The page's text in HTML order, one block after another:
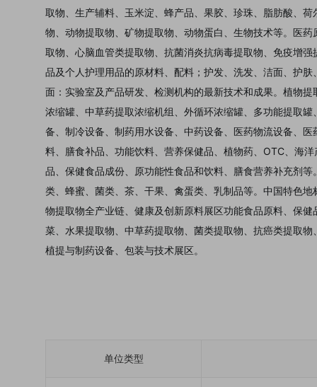
取物、生产辅料、玉米淀、蜂产品、果胶、珍珠、脂肪酸、
物、动物提取物、矿物提取物、动物蛋白、生物技术等。医
取物、心脑血管类提取物、抗菌消炎抗病毒提取物、免疫增
品及个人护理用品的原材料、配料；护发、洗发、洁面、护
面：实验室及产品研发、检测机构的最新技术和成果。植物
浓缩罐、中草药提取浓缩机组、外循环浓缩罐、多功能提取
备、制冷设备、制药用水设备、中药设备、医药物流设备、
料、膳食补品、功能饮料、营养保健品、植物药、OTC、海
品、保健食品成份、原功能性食品和饮料、膳食营养补充剂
类、蜂蜜、菌类、茶、干果、禽蛋类、乳制品等。中国特色
物提取物全产业链、健康及创新原料展区功能食品原料、保
菜、水果提取物、中草药提取物、菌类提取物、抗癌类提取
植提与制药设备、包装与技术展区。
单位类型